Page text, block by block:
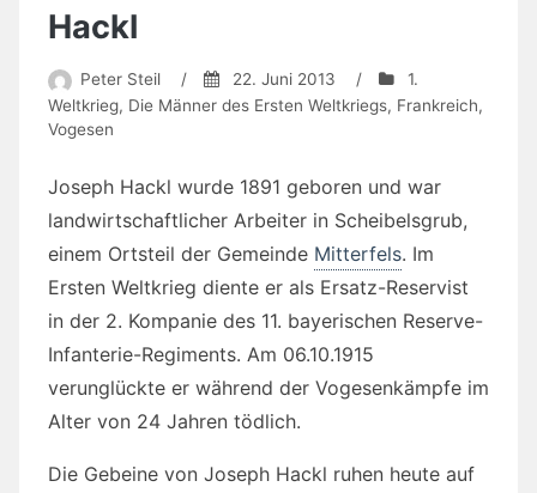
Hackl
Peter Steil / 22. Juni 2013 /
1.
Weltkrieg, Die Männer des Ersten Weltkriegs, Frankreich,
Vogesen
Joseph Hackl wurde 1891 geboren und war
landwirtschaftlicher Arbeiter in Scheibelsgrub,
einem Ortsteil der Gemeinde Mitterfels. Im
Ersten Weltkrieg diente er als Ersatz-Reservist
in der 2. Kompanie des 11. bayerischen Reserve-
Infanterie-Regiments. Am 06.10.1915
verunglückte er während der Vogesenkämpfe im
Alter von 24 Jahren tödlich.
Die Gebeine von Joseph Hackl ruhen heute auf